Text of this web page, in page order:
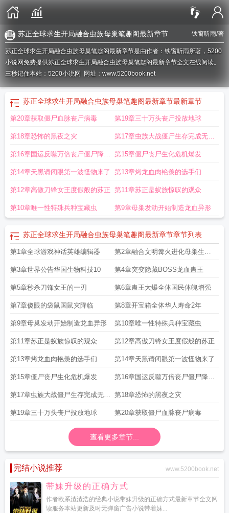
铁窗听雨/著
苏正全球求生开局融合虫族母巢笔趣阁最新章节
苏正全球求生开局融合虫族母巢笔趣阁最新章节是由作者：铁窗听雨所著，5200
小说网免费提供苏正全球求生开局融合虫族母巢笔趣阁最新章节全文在线阅读。
三秒记住本站：5200小说网 网址：www.5200book.net
苏正全球求生开局融合虫族母巢笔趣阁最新章节最新章节
第20章获取僵尸血脉丧尸病毒 第19章三十万头丧尸投放地球
第18章恐怖的黑夜之灾 第17章虫族大战僵尸生存完成无双
割草
第16章国运反噬万倍丧尸僵尸降临
地球
第15章僵尸丧尸生化危机爆发
第14章天黑请闭眼第一波怪物来了 第13章烤龙血肉艳羡的选手们
第12章高傲刀锋女王度假般的苏正 第11章苏正是蚁族惊叹的观众
第10章唯一性特殊兵种宝藏虫 第9章母巢发动开始制造龙血异形
苏正全球求生开局融合虫族母巢笔趣阁最新章节章节列表
第1章全球游戏神话英雄编辑器 第2章融合文明篝火进化母巢生物
工厂
第3章世界公告华国生物科技10 第4章突变隐藏BOSS龙血蛊王
第5章秒杀刀锋女王的一刃 第6章蛊王大爆全体国民体魄增强
第7章傻眼的袋鼠国鼠灾降临 第8章开宝箱全体华人寿命2年
第9章母巢发动开始制造龙血异形 第10章唯一性特殊兵种宝藏虫
第11章苏正是蚁族惊叹的观众 第12章高傲刀锋女王度假般的苏正
第13章烤龙血肉艳羡的选手们 第14章天黑请闭眼第一波怪物来了
第15章僵尸丧尸生化危机爆发 第16章国运反噬万倍丧尸僵尸降临
地球
第17章虫族大战僵尸生存完成无双
割草
第18章恐怖的黑夜之灾
第19章三十万头丧尸投放地球 第20章获取僵尸血脉丧尸病毒
查看更多章节...
完结小说推荐 www.5200book.net
带妹升级的正确方式
作者欧系渣渣浩的经典小说带妹升级的正确方式最新章节全文阅
读服务本站更新及时无弹窗广告小说带着妹...